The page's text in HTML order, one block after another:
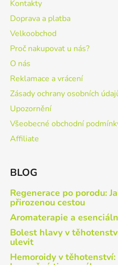
Kontakty
Doprava a platba
Velkoobchod
Proč nakupovat u nás?
O nás
Reklamace a vrácení
Zásady ochrany osobních
Upozornění
Všeobecné obchodní
Affiliate
BLOG
Regenerace po porodu:
přirozenou cestou
Aromaterapie a
Bolest hlavy v
ulevit
Hemoroidy v těhotenství: